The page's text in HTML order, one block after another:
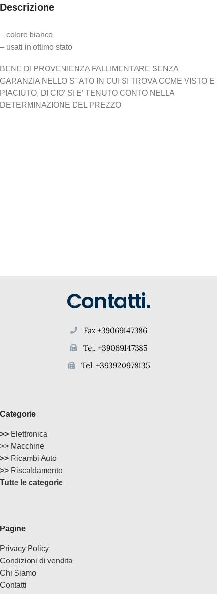
Descrizione
– colore bianco
– usati in ottimo stato
BENE DI PROVENIENZA FALLIMENTARE SENZA
GARANZIA NELLO STATO IN CUI SI TROVA COME VISTO E
PIACIUTO, DI CIO’ SI E’ TENUTO CONTO NELLA
DETERMINAZIONE DEL PREZZO
Contatti.
Fax +39069147386
Tel. +39069147385
Tel. +393920978135
Categorie
>> Elettronica
>> Macchine
>> Ricambi Auto
>> Riscaldamento
Tutte le categorie
Pagine
Privacy Policy
Condizioni di vendita
Chi Siamo
Contatti